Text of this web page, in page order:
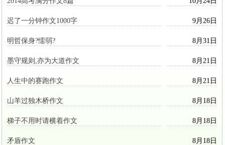
迟了一分钟作文1000字 9月26日
明哲保身?懦弱? 8月31日
墨守规则,亦为大道作文 8月21日
人生中的赛跑作文 8月21日
山羊过独木桥作文 8月18日
梯子不用时请横着作文 8月18日
矛盾作文 8月18日